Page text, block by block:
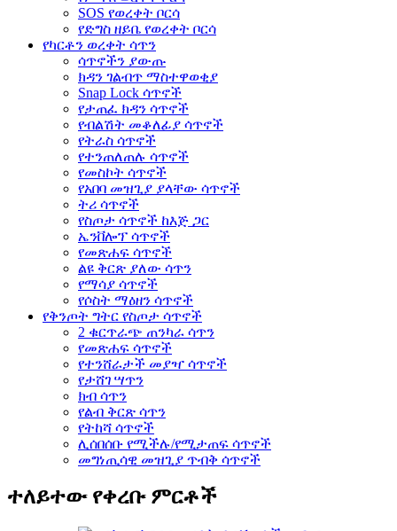
SOS የወረቀት ቦርሳ
የድግስ ዘይቤ የወረቀት ቦርሳ
የካርቶን ወረቀት ሳጥን
ሳጥኖችን ያውጡ
ክዳን ገልብጥ ማስተዋወቂያ
Snap Lock ሳጥኖች
የታጠፈ ክዳን ሳጥኖች
የብልሽት መቆለፊያ ሳጥኖች
የትራስ ሳጥኖች
የተንጠለጠሉ ሳጥኖች
የመስኮት ሳጥኖች
የአበባ መዝጊያ ያላቸው ሳጥኖች
ትሪ ሳጥኖች
የስጦታ ሳጥኖች ከእጅ ጋር
ኤንቨሎፕ ሳጥኖች
የመጽሐፍ ሳጥኖች
ልዩ ቅርጽ ያለው ሳጥን
የማሳያ ሳጥኖች
የሶስት ማዕዘን ሳጥኖች
የቅንጦት ግትር የስጦታ ሳጥኖች
2 ቁርጥራጭ ጠንካራ ሳጥን
የመጽሐፍ ሳጥኖች
የተንሸራታች መያዣ ሳጥኖች
የታሸገ ሣጥን
ክብ ሳጥን
የልብ ቅርጽ ሳጥን
የትከሻ ሳጥኖች
ሊሰበሰቡ የሚችሉ/የሚታጠፍ ሳጥኖች
መግነጢሳዊ መዝጊያ ጥብቅ ሳጥኖች
ተለይተው የቀረቡ ምርቶች